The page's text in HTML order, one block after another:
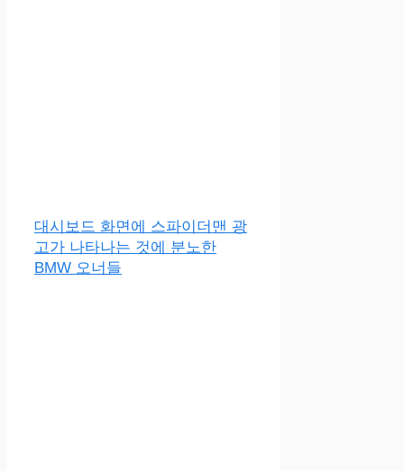
대시보드 화면에 스파이더맨 광
고가 나타나는 것에 분노한
BMW 오너들